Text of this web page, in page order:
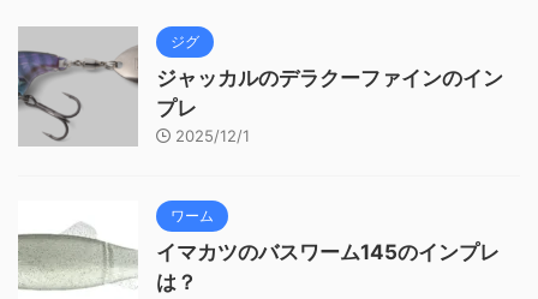
ジグ
ジャッカルのデラクーファインのイン
プレ
2025/12/1
ワーム
イマカツのバスワーム145のインプレ
は？